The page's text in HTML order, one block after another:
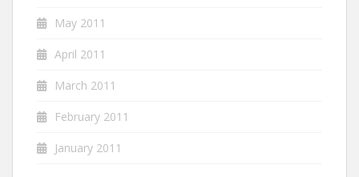
May 2011
April 2011
March 2011
February 2011
January 2011